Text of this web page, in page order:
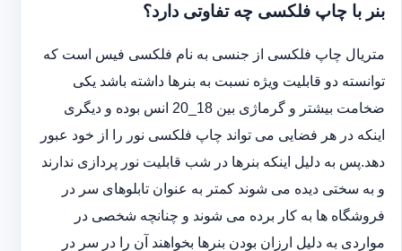
بنر با چاپ فلکسی چه تفاوتی دارد؟
متریال چاپ فلکسی از جنسی به نام فلکسی فیس است که
توانسته دو قابلیت ویژه نسبت به بنرها داشته باشد یکی
ضخامت بیشتر و گرماژی بین 18_20 انس بوده و دیگری
اینکه در هر فضایی می تواند چاپ فلکسی نور را از خود عبور
دهد.پس به دلیل اینکه بنرها در شب قابلیت نور پردازی ندارند
و به سختی دیده می شوند کمتر به عنوان تابلوهای سر در
فروشگاه ها به کار برده می شوند و چنانچه شخصی در
مواردی به دلیل ارزان بودن بنرها بخواهند آن را در سر در